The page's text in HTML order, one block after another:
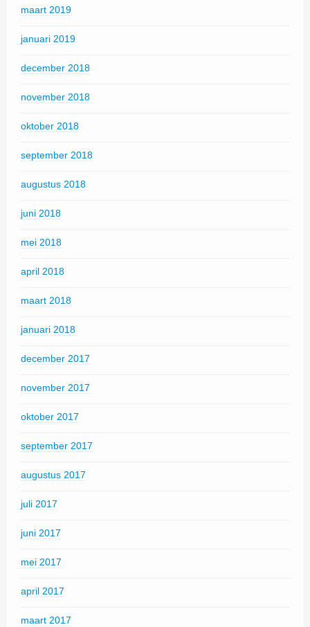
maart 2019
januari 2019
december 2018
november 2018
oktober 2018
september 2018
augustus 2018
juni 2018
mei 2018
april 2018
maart 2018
januari 2018
december 2017
november 2017
oktober 2017
september 2017
augustus 2017
juli 2017
juni 2017
mei 2017
april 2017
maart 2017